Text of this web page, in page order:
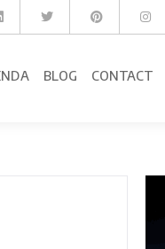
BLOG CONTACT